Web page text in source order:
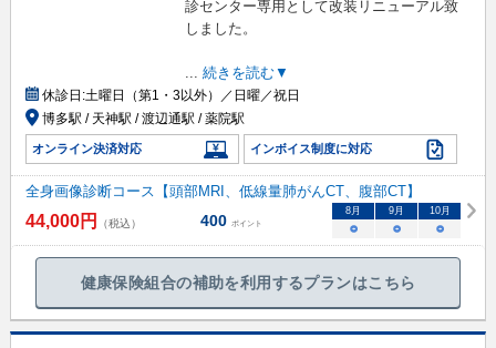
診センター専用として改装リニューアル致
しました。
... 続きを読む▼
休診日:土曜日（第1・3以外）／日曜／祝日
博多駅 / 天神駅 / 渡辺通駅 / 薬院駅
オンライン決済対応 インボイス制度に対応
全身画像診断コース【頭部MRI、低線量肺がんCT、腹部CT】
44,000円 （税込） 400 ポイント
8月 9月 10月
○ ○ ○
健康保険組合の補助を利用するプランはこちら